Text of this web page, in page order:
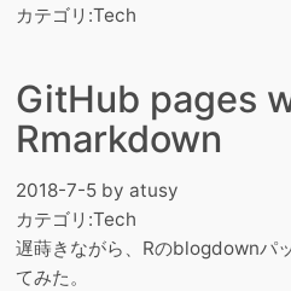
カテゴリ:Tech
GitHub pages
Rmarkdown
2018-7-5 by atusy
カテゴリ:Tech
遅蒔きながら、Rのblogdownパ
てみた。